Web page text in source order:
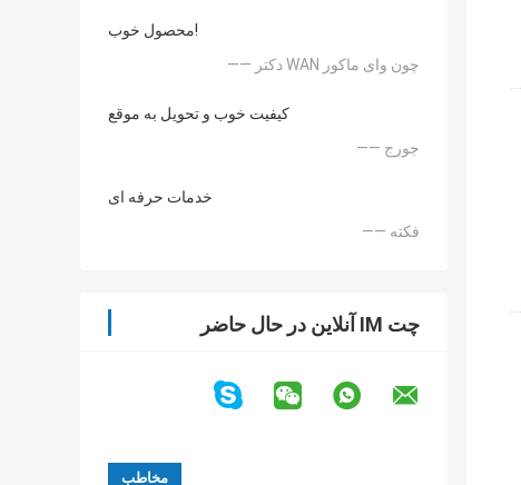
محصول خوب!
—— دکتر WAN چون وای ماکور
کیفیت خوب و تحویل به موقع
—— جورج
خدمات حرفه ای
—— فکته
چت IM آنلاین در حال حاضر